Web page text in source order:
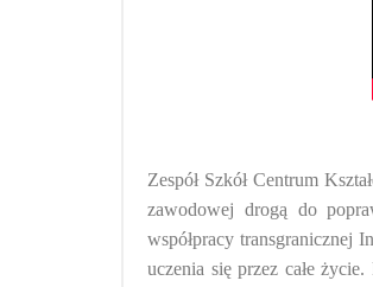
Zespół Szkół Centrum
zawodowej drogą do
współpracy transgranicznej
uczenia się przez całe